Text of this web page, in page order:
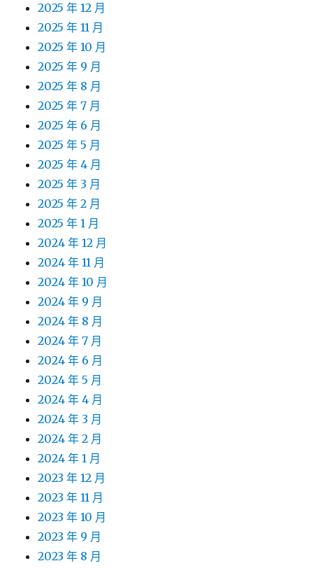
2025 年 12 月
2025 年 11 月
2025 年 10 月
2025 年 9 月
2025 年 8 月
2025 年 7 月
2025 年 6 月
2025 年 5 月
2025 年 4 月
2025 年 3 月
2025 年 2 月
2025 年 1 月
2024 年 12 月
2024 年 11 月
2024 年 10 月
2024 年 9 月
2024 年 8 月
2024 年 7 月
2024 年 6 月
2024 年 5 月
2024 年 4 月
2024 年 3 月
2024 年 2 月
2024 年 1 月
2023 年 12 月
2023 年 11 月
2023 年 10 月
2023 年 9 月
2023 年 8 月